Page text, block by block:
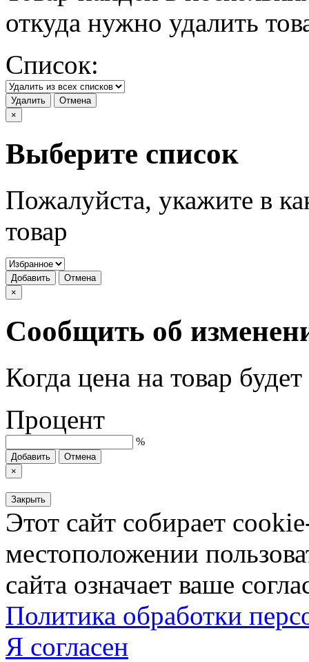
откуда нужно удалить
Список:
Удалить
Отмена
×
Выберите список
Пожалуйста, укажите в
товар
Добавить
Отмена
×
Сообщить об
Когда цена на товар
Процент
%
Добавить
Отмена
×
Закрыть
Этот сайт собирает
местоположении
сайта означает ваше
Политика обработки
Я согласен